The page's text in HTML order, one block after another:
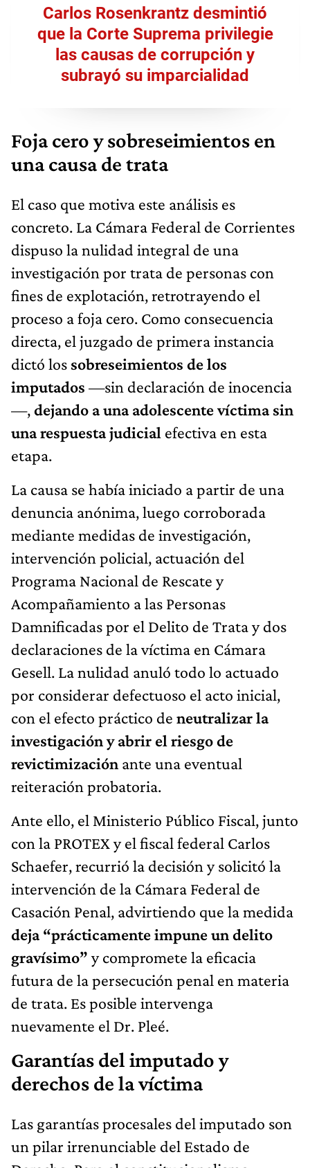
Carlos Rosenkrantz desmintió
que la Corte Suprema privilegie
las causas de corrupción y
subrayó su imparcialidad
Foja cero y sobreseimientos en
una causa de trata
El caso que motiva este análisis es
concreto. La Cámara Federal de Corrientes
dispuso la nulidad integral de una
investigación por trata de personas con
fines de explotación, retrotrayendo el
proceso a foja cero. Como consecuencia
directa, el juzgado de primera instancia
dictó los sobreseimientos de los
imputados —sin declaración de inocencia
—,dejando a una adolescente víctima sin
una respuesta judicial efectiva en esta
etapa.
La causa se había iniciado a partir de una
denuncia anónima, luego corroborada
mediante medidas de investigación,
intervención policial, actuación del
Programa Nacional de Rescate y
Acompañamiento a las Personas
Damnificadas por el Delito de Trata y dos
declaraciones de la víctima en Cámara
Gesell. La nulidad anuló todo lo actuado
por considerar defectuoso el acto inicial,
con el efecto práctico de neutralizar la
investigación y abrir el riesgo de
revictimización ante una eventual
reiteración probatoria.
Ante ello, el Ministerio Público Fiscal, junto
con la PROTEX y el fiscal federal Carlos
Schaefer, recurrió la decisión y solicitó la
intervención de la Cámara Federal de
Casación Penal, advirtiendo que la medida
deja “prácticamente impune un delito
gravísimo” y compromete la eficacia
futura de la persecución penal en materia
de trata. Es posible intervenga
nuevamente el Dr. Pleé.
Garantías del imputado y
derechos de la víctima
Las garantías procesales del imputado son
un pilar irrenunciable del Estado de